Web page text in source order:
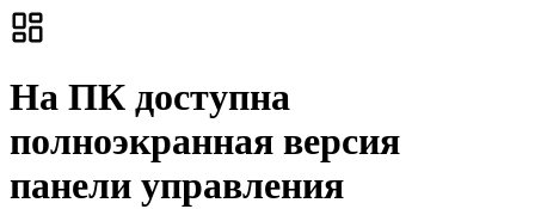
На ПК доступна
полноэкранная версия
панели управления